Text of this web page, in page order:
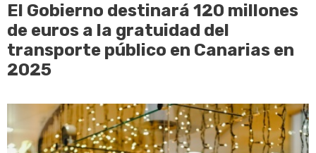
El Gobierno destinará 120 millones
de euros a la gratuidad del
transporte público en Canarias en
2025